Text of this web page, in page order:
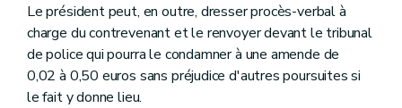
Le président peut, en outre, dresser procès-verbal à
charge du contrevenant et le renvoyer devant le tribunal
de police qui pourra le condamner à une amende de
0,02 à 0,50 euros sans préjudice d'autres poursuites si
le fait y donne lieu.